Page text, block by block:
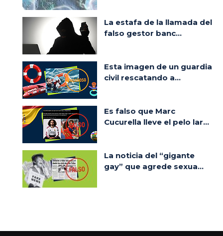
La estafa de la llamada del
falso gestor banc...
Esta imagen de un guardia
civil rescatando a...
Es falso que Marc
Cucurella lleve el pelo lar...
La noticia del “gigante
gay” que agrede sexua...